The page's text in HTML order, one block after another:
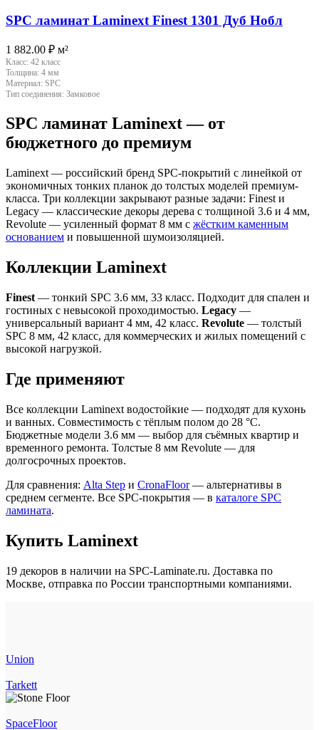
SPC ламинат Laminext Finest 1301 Дуб Нобл
1 882.00 ₽ м²
Класс: 42 класс
Толщина: 4 мм
Материал: SPC
Тип соединения: Замковое
SPC ламинат Laminext — от
бюджетного до премиум
Laminext — российский бренд SPC-покрытий с линейкой от
экономичных тонких планок до толстых моделей премиум-
класса. Три коллекции закрывают разные задачи: Finest и
Legacy — классические декоры дерева с толщиной 3.6 и 4 мм,
Revolute — усиленный формат 8 мм с жёстким каменным
основанием и повышенной шумоизоляцией.
Коллекции Laminext
Finest — тонкий SPC 3.6 мм, 33 класс. Подходит для спален и
гостиных с невысокой проходимостью. Legacy —
универсальный вариант 4 мм, 42 класс. Revolute — толстый
SPC 8 мм, 42 класс, для коммерческих и жилых помещений с
высокой нагрузкой.
Где применяют
Все коллекции Laminext водостойкие — подходят для кухонь
и ванных. Совместимость с тёплым полом до 28 °C.
Бюджетные модели 3.6 мм — выбор для съёмных квартир и
временного ремонта. Толстые 8 мм Revolute — для
долгосрочных проектов.
Для сравнения: Alta Step и CronaFloor— альтернативы в
среднем сегменте. Все SPC-покрытия — в каталоге SPC
ламината.
Купить Laminext
19 декоров в наличии на SPC-Laminate.ru. Доставка по
Москве, отправка по России транспортными компаниями.
Union
Tarkett
SpaceFloor